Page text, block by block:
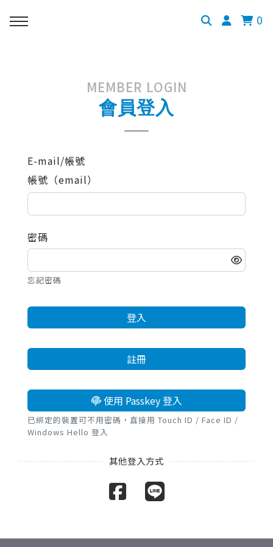
0
MEMBER LOGIN
會員登入
E-mail/帳號
帳號（email）
密碼
忘記密碼
登入
註冊
使用 Passkey 登入
已綁定的裝置可不用密碼，直接用 Touch ID / Face ID /
Windows Hello 登入